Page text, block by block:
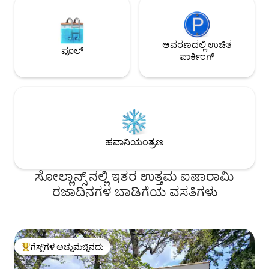
ಪೂಲ್
ಆವರಣದಲ್ಲಿ ಉಚಿತ
ಪಾರ್ಕಿಂಗ್
ಹವಾನಿಯಂತ್ರಣ
ಸೋಲ್ಲಾನ್ಸ್ ನಲ್ಲಿ ಇತರ ಉತ್ತಮ ಐಷಾರಾಮಿ
ರಜಾದಿನಗಳ ಬಾಡಿಗೆಯ ವಸತಿಗಳು
ಗೆಸ್ಟ್‌ಗಳಿಗೆ ಅತಿ ಹೆಚ್ಚು ಅಚ್ಚುಮೆಚ್ಚಿನದು
ಗೆಸ್ಟ್‌ಗಳ ಅಚ್ಚುಮೆಚ್ಚಿನದು